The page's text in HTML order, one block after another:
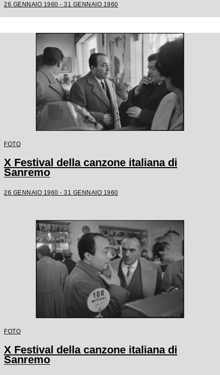
26 GENNAIO 1960 - 31 GENNAIO 1960
FOTO
X Festival della canzone italiana di
Sanremo
26 GENNAIO 1960 - 31 GENNAIO 1960
FOTO
X Festival della canzone italiana di
Sanremo